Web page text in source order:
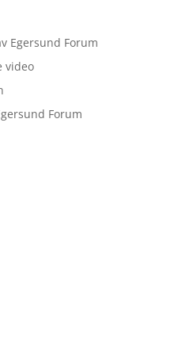
Egersund Forum
video
Forum